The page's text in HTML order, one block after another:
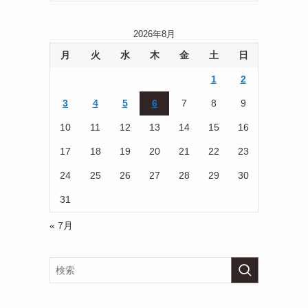
2026年8月
月 火 水 木 金 土 日
1 2
3 4 5 6 7 8 9
10 11 12 13 14 15 16
17 18 19 20 21 22 23
24 25 26 27 28 29 30
31
« 7月